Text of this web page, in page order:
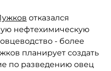
отказался
нефтехимическую
- более
планирует создать
по разведению овец